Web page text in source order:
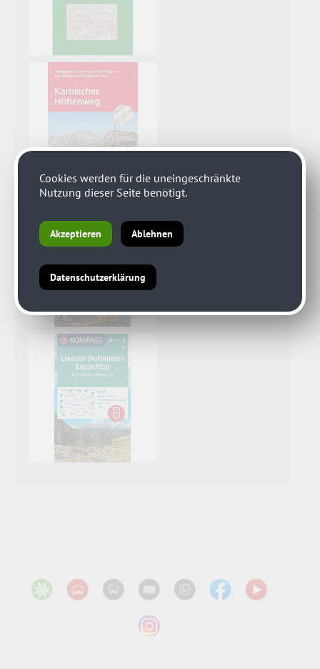
Cookies werden für die uneingeschränkte
Nutzung dieser Seite benötigt.
Akzeptieren Ablehnen
Datenschutzerklärung